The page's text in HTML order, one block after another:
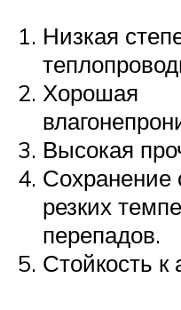
Низкая
Хорошая
Высокая
Сохранение
резких
перепадов.
Стойкость к